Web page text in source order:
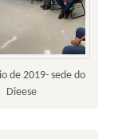
de 2019- sede do
Dieese